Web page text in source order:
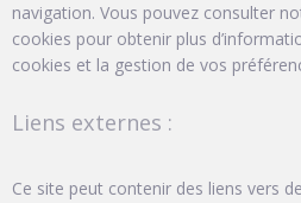
navigation. Vous pouvez consulter
cookies pour obtenir plus
cookies et la gestion de vos
Liens externes :
Ce site peut contenir des liens vers